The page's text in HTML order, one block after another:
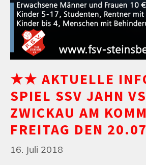
★★ AKTUELLE
SPIEL SSV JAHN
ZWICKAU AM
FREITAG DEN
16. Juli 2018